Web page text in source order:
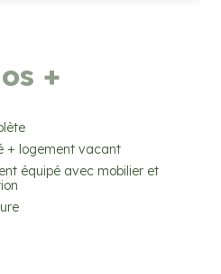
+
+ logement vacant
équipé avec mobilier et